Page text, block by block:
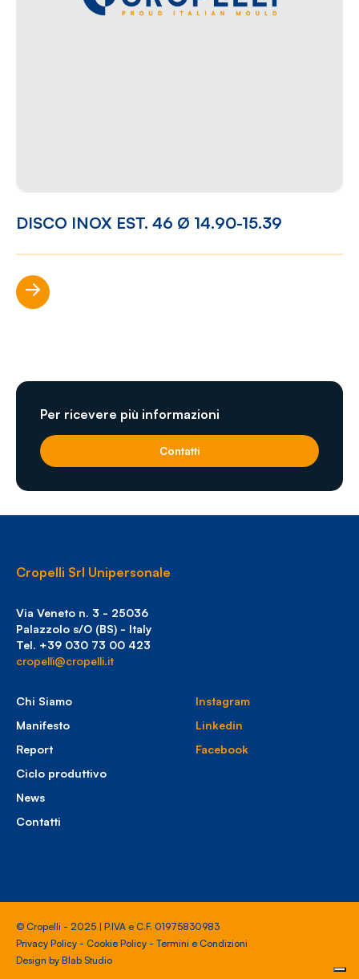
DISCO INOX EST. 46 Ø 14.90-15.39
Scopri di più
Per ricevere più informazioni
Contatti
Cropelli Srl Unipersonale
Via Veneto n. 3 - 25036
Palazzolo s/O (BS) - Italy
Tel. +39 030 73 00 423
cropelli@cropelli.it
Chi Siamo
Manifesto
Report
Ciclo produttivo
News
Contatti
Instagram
Linkedin
Facebook
© Cropelli - 2025 | P.IVA e C.F. 01975830983
Privacy Policy - Cookie Policy - Termini e Condizioni
Design by Blab Studio